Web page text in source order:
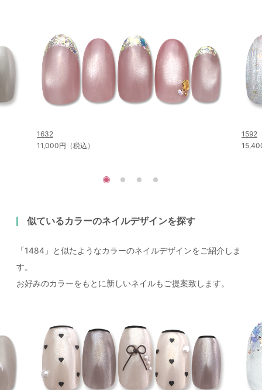
1632
11,000円（税込）
1592
似ているカラーのネイルデザインを探す
「1484」と似たようなカラーのネイルデザインをご紹介しま
す。
お好みのカラーをもとに新しいネイルもご提案致します。